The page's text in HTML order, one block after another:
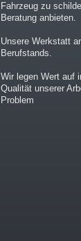
Fahrzeug zu
Beratung anbieten.
Unsere Werkstatt
Berufstands.
Wir legen Wert auf
Qualität unserer
Problem